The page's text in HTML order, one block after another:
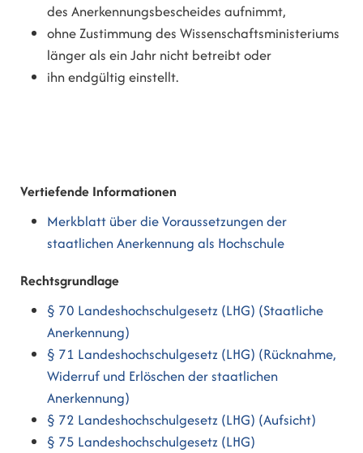
des Anerkennungsbescheides aufnimmt,
ohne Zustimmung des Wissenschaftsministeriums
länger als ein Jahr nicht betreibt oder
ihn endgültig einstellt.
Vertiefende Informationen
Merkblatt über die Voraussetzungen der
staatlichen Anerkennung als Hochschule
Rechtsgrundlage
§ 70 Landeshochschulgesetz (LHG) (Staatliche
Anerkennung)
§ 71 Landeshochschulgesetz (LHG) (Rücknahme,
Widerruf und Erlöschen der staatlichen
Anerkennung)
§ 72 Landeshochschulgesetz (LHG) (Aufsicht)
§ 75 Landeshochschulgesetz (LHG)